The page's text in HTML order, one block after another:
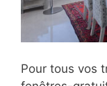
Pour tous vos